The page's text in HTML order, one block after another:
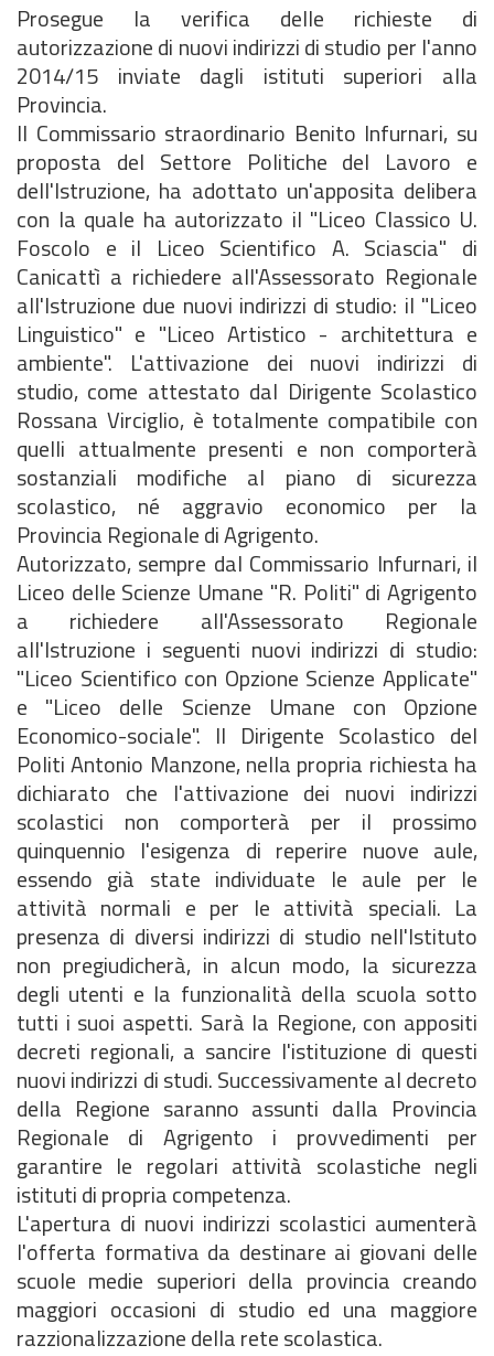
Prosegue la verifica delle richieste di
autorizzazione di nuovi indirizzi di studio per l'anno
2014/15 inviate dagli istituti superiori alla
Provincia.
Il Commissario straordinario Benito Infurnari, su
proposta del Settore Politiche del Lavoro e
dell'Istruzione, ha adottato un'apposita delibera
con la quale ha autorizzato il "Liceo Classico U.
Foscolo e il Liceo Scientifico A. Sciascia" di
Canicattì a richiedere all'Assessorato Regionale
all'Istruzione due nuovi indirizzi di studio: il "Liceo
Linguistico" e "Liceo Artistico - architettura e
ambiente". L'attivazione dei nuovi indirizzi di
studio, come attestato dal Dirigente Scolastico
Rossana Virciglio, è totalmente compatibile con
quelli attualmente presenti e non comporterà
sostanziali modifiche al piano di sicurezza
scolastico, né aggravio economico per la
Provincia Regionale di Agrigento.
Autorizzato, sempre dal Commissario Infurnari, il
Liceo delle Scienze Umane "R. Politi" di Agrigento
a richiedere all'Assessorato Regionale
all'Istruzione i seguenti nuovi indirizzi di studio:
"Liceo Scientifico con Opzione Scienze Applicate"
e "Liceo delle Scienze Umane con Opzione
Economico-sociale". Il Dirigente Scolastico del
Politi Antonio Manzone, nella propria richiesta ha
dichiarato che l'attivazione dei nuovi indirizzi
scolastici non comporterà per il prossimo
quinquennio l'esigenza di reperire nuove aule,
essendo già state individuate le aule per le
attività normali e per le attività speciali. La
presenza di diversi indirizzi di studio nell'Istituto
non pregiudicherà, in alcun modo, la sicurezza
degli utenti e la funzionalità della scuola sotto
tutti i suoi aspetti. Sarà la Regione, con appositi
decreti regionali, a sancire l'istituzione di questi
nuovi indirizzi di studi. Successivamente al decreto
della Regione saranno assunti dalla Provincia
Regionale di Agrigento i provvedimenti per
garantire le regolari attività scolastiche negli
istituti di propria competenza.
L'apertura di nuovi indirizzi scolastici aumenterà
l'offerta formativa da destinare ai giovani delle
scuole medie superiori della provincia creando
maggiori occasioni di studio ed una maggiore
razzionalizzazione della rete scolastica.